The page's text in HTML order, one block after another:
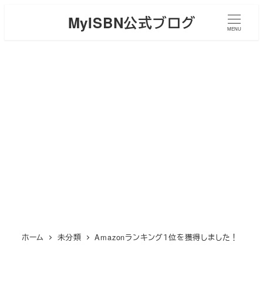
MyISBN公式ブログ MENU
ホーム 未分類 Amazonランキング１位を獲得しました！